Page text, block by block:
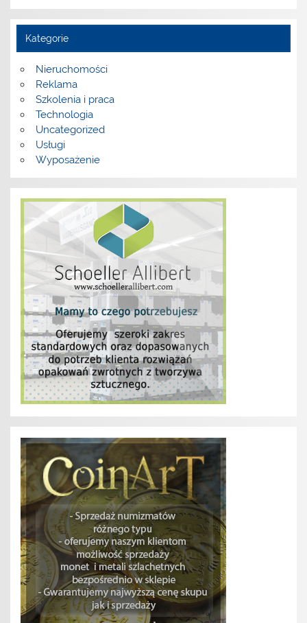
Kategorie
Nieruchomości
Reklama
Szkolenia i praca
Technologia
Uncategorized
Usługi
Wyposażenie